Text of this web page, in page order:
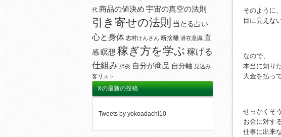
そのように
目に見えな
なので、
本当に知り
大金を払っ
せっかくそ
お金に対す
仕事に出来
代 商品の値決め 宇宙の真空の法則
引き寄せの法則 当たる占い
心と身体 志村けんさん 断捨離 潜在意識 直
感 瞑想 稼ぎ方を学ぶ 稼げる
仕組み 肺炎 自分が商品 自分軸 見込み
客リスト
Xの最新の投稿
Tweets by yokoadachi10